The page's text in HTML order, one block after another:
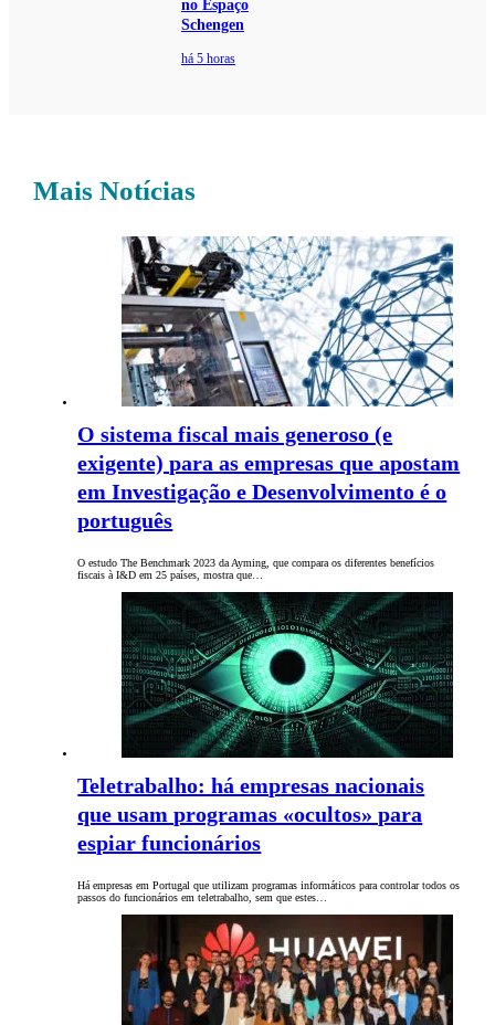
no Espaço
Schengen
há 5 horas
Mais Notícias
O sistema fiscal mais generoso (e
exigente) para as empresas que apostam
em Investigação e Desenvolvimento é o
português
O estudo The Benchmark 2023 da Ayming, que compara os diferentes benefícios
fiscais à I&D em 25 países, mostra que…
Teletrabalho: há empresas nacionais
que usam programas «ocultos» para
espiar funcionários
Há empresas em Portugal que utilizam programas informáticos para controlar todos os
passos do funcionários em teletrabalho, sem que estes…